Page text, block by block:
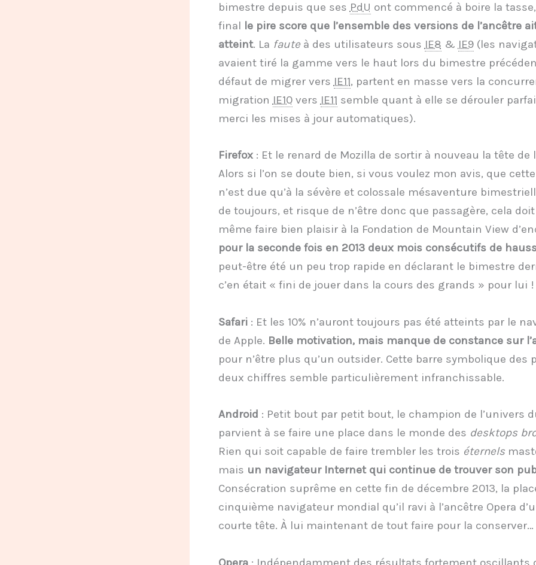
bimestre depuis que ses PdU ont commencé à boire la
final le pire score que l’ensemble des versions de l’ancêtre
atteint. La fauteà des utilisateurs sous IE8 & IE9(les
avaient tiré la gamme vers le haut lors du bimestre
défaut de migrer vers IE11, partent en masse vers la
migration IE10vers IE11 semble quant à elle se dérouler
merci les mises à jour automatiques).
Firefox: Et le renard de Mozilla de sortir à nouveau la tête de
Alors si l’on se doute bien, si vous voulez mon avis, que
n’est due qu’à la sévère et colossale mésaventure
de toujours, et risque de n’être donc que passagère, cela
même faire bien plaisir à la Fondation de Mountain View
pour la seconde fois en 2013 deux mois consécutifs de
peut-être été un peu trop rapide en déclarant le bimestre
c’en était « fini de jouer dans la cours des grands » pour lui !
Safari: Et les 10% n’auront toujours pas été atteints par le
de Apple. Belle motivation, mais manque de constance sur
pour n’être plus qu’un outsider. Cette barre symbolique des
deux chiffres semble particulièrement infranchissable.
Android : Petit bout par petit bout, le champion de l’univers
parvient à se faire une place dans le monde des desktops
Rien qui soit capable de faire trembler les trois éternels
mais un navigateur Internet qui continue de trouver son
Consécration suprême en cette fin de décembre 2013, la
cinquième navigateur mondial qu’il ravi à l’ancêtre Opera
courte tête. À lui maintenant de tout faire pour la conserver…
Opera: Indépendamment des résultats fortement oscillants